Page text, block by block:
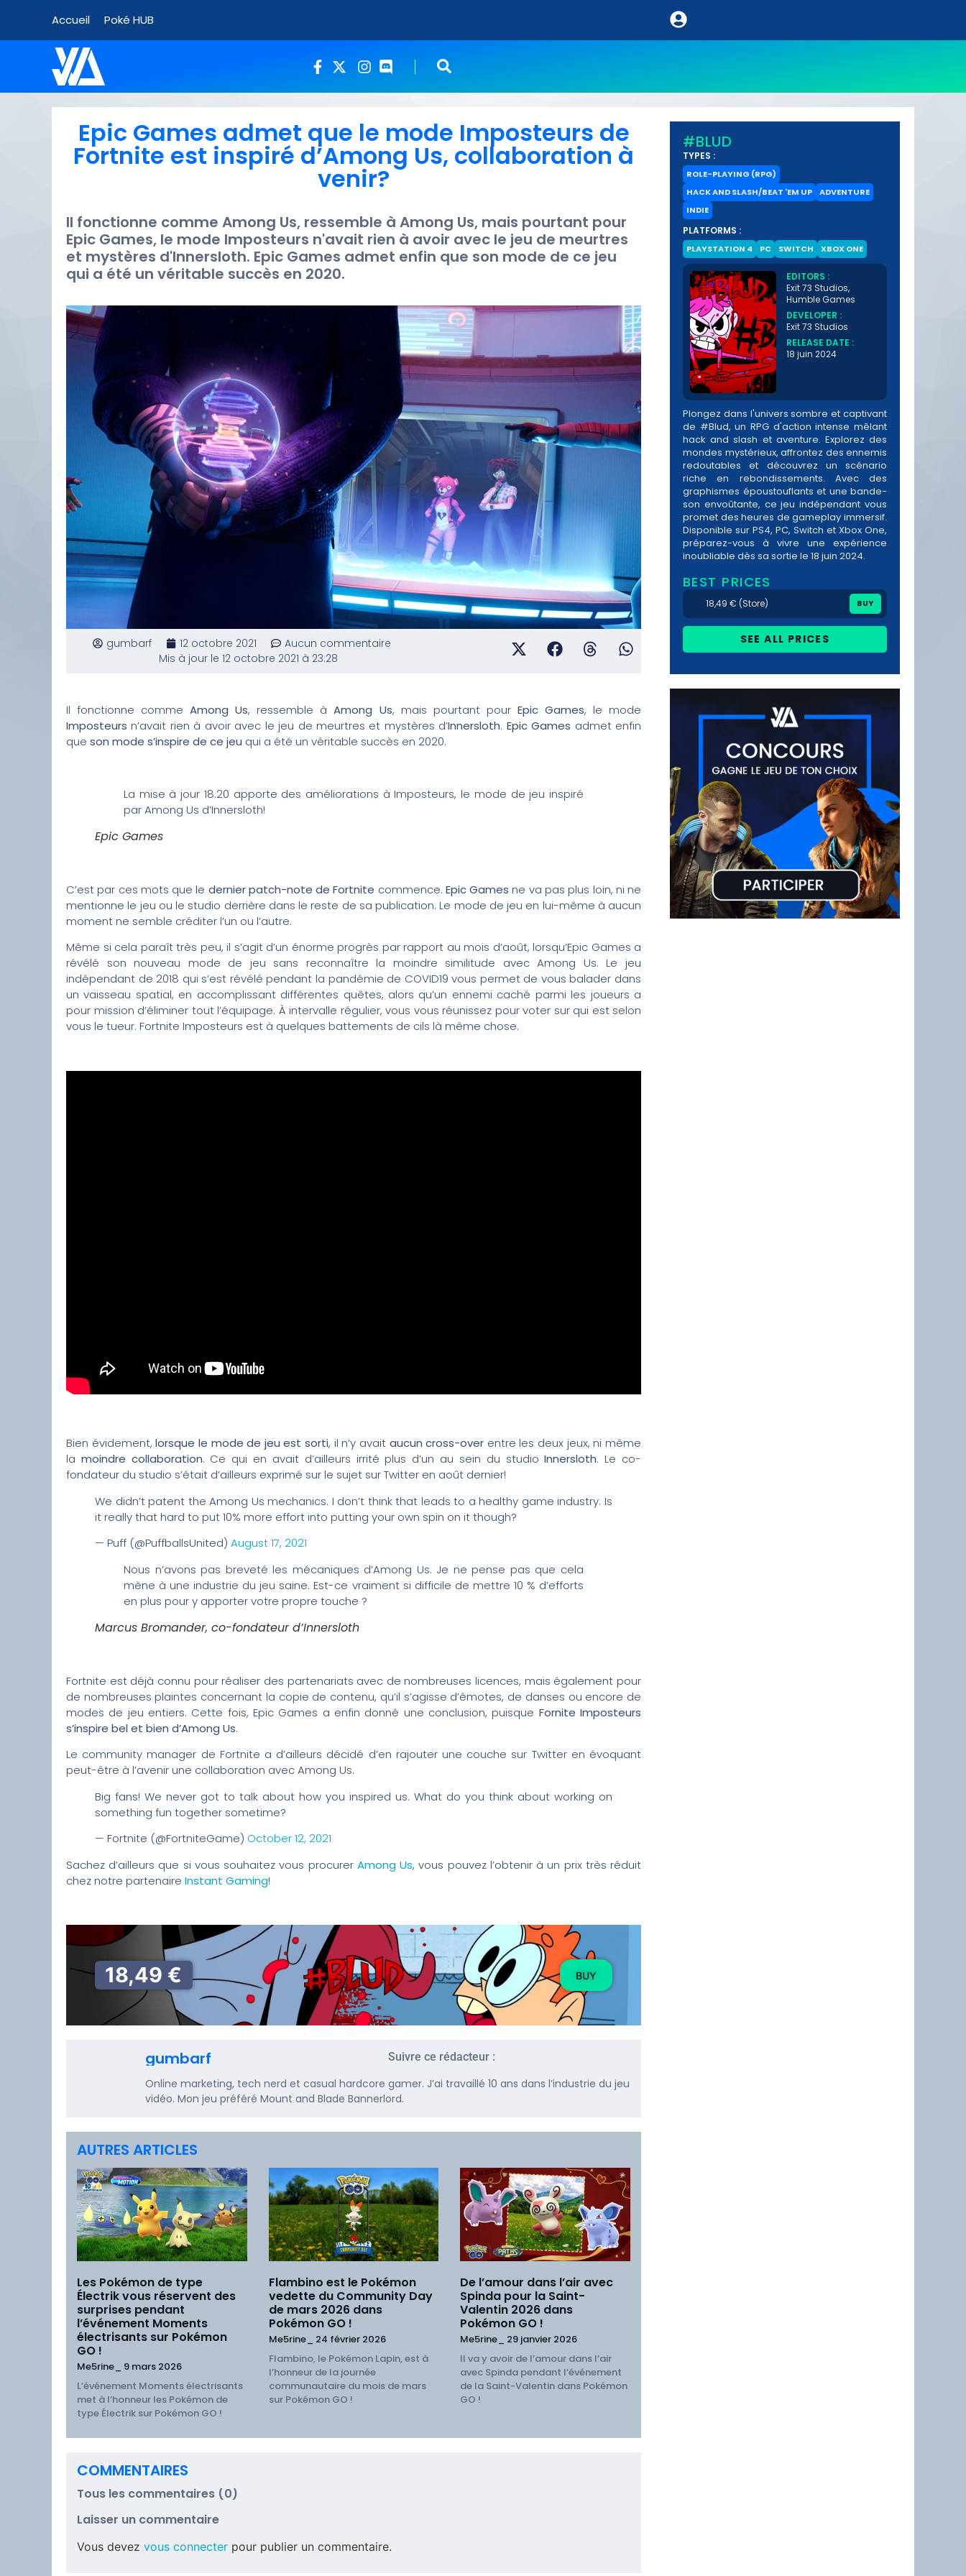
Accueil Poké HUB
Epic Games admet que le mode Imposteurs de
Fortnite est inspiré d’Among Us, collaboration à
venir?
Il fonctionne comme Among Us, ressemble à Among Us, mais pourtant pour
Epic Games, le mode Imposteurs n'avait rien à avoir avec le jeu de meurtres
et mystères d'Innersloth. Epic Games admet enfin que son mode de ce jeu
qui a été un véritable succès en 2020.
gumbarf 12 octobre 2021
Aucun commentaire
Mis à jour le 12 octobre 2021 à 23:28
Il fonctionne commeAmong Us, ressemble àAmong Us, mais pourtant pour Epic Games, le mode
Imposteurs n’avait rien à avoir avec le jeu de meurtres et mystères d’Innersloth. Epic Games admet enfin
que son mode s’inspire de ce jeu qui a été un véritable succès en 2020.
La mise à jour 18.20 apporte des améliorations à Imposteurs, le mode de jeu inspiré
par Among Us d’Innersloth!
Epic Games
C’est par ces mots que le dernier patch-note de Fortnite commence. Epic Games ne va pas plus loin, ni ne
mentionne le jeu ou le studio derrière dans le reste de sa publication. Le mode de jeu en lui-même à aucun
moment ne semble créditer l’un ou l’autre.
Même si cela paraît très peu, il s’agit d’un énorme progrès par rapport au mois d’août, lorsqu’Epic Games a
révélé son nouveau mode de jeu sans reconnaître la moindre similitude avec Among Us. Le jeu
indépendant de 2018 qui s’est révélé pendant la pandémie de COVID19 vous permet de vous balader dans
un vaisseau spatial, en accomplissant différentes quêtes, alors qu’un ennemi caché parmi les joueurs a
pour mission d’éliminer tout l’équipage. À intervalle régulier, vous vous réunissez pour voter sur qui est selon
vous le tueur. Fortnite Imposteurs est à quelques battements de cils là même chose.
Bien évidement,lorsque le mode de jeu est sorti, il n’y avait aucun cross-over entre les deux jeux, ni même
la moindre collaboration. Ce qui en avait d’ailleurs irrité plus d’un au sein du studioInnersloth. Le co-
fondateur du studio s’était d’ailleurs exprimé sur le sujet sur Twitter en août dernier!
We didn’t patent the Among Us mechanics. I don’t think that leads to a healthy game industry. Is
it really that hard to put 10% more effort into putting your own spin on it though?
— Puff (@PuffballsUnited) August 17, 2021
Nous n’avons pas breveté les mécaniques d’Among Us. Je ne pense pas que cela
mène à une industrie du jeu saine. Est-ce vraiment si difficile de mettre 10 % d’efforts
en plus pour y apporter votre propre touche ?
Marcus Bromander, co-fondateur d’Innersloth
Fortnite est déjà connu pour réaliser des partenariats avec de nombreuses licences, mais également pour
de nombreuses plaintes concernant la copie de contenu, qu’il s’agisse d’émotes, de danses ou encore de
modes de jeu entiers. Cette fois, Epic Games a enfin donné une conclusion, puisque Fornite Imposteurs
s’inspire bel et bien d’Among Us.
Le community manager de Fortnite a d’ailleurs décidé d’en rajouter une couche sur Twitter en évoquant
peut-être à l’avenir une collaboration avec Among Us.
Big fans! We never got to talk about how you inspired us. What do you think about working on
something fun together sometime?
— Fortnite (@FortniteGame) October 12, 2021
Sachez d’ailleurs que si vous souhaitez vous procurer Among Us, vous pouvez l’obtenir à un prix très réduit
chez notre partenaire Instant Gaming!
18,49 € BUY
gumbarf Suivre ce rédacteur :
Online marketing, tech nerd et casual hardcore gamer. J’ai travaillé 10 ans dans l’industrie du jeu
vidéo. Mon jeu préféré Mount and Blade Bannerlord.
AUTRES ARTICLES
Les Pokémon de type
Électrik vous réservent des
surprises pendant
l’événement Moments
électrisants sur Pokémon
GO !
Me5rine_ 9 mars 2026
L’événement Moments électrisants
met à l’honneur les Pokémon de
type Électrik sur Pokémon GO !
Flambino est le Pokémon
vedette du Community Day
de mars 2026 dans
Pokémon GO !
Me5rine_ 24 février 2026
Flambino, le Pokémon Lapin, est à
l’honneur de la journée
communautaire du mois de mars
sur Pokémon GO !
De l’amour dans l’air avec
Spinda pour la Saint-
Valentin 2026 dans
Pokémon GO !
Me5rine_ 29 janvier 2026
Il va y avoir de l’amour dans l’air
avec Spinda pendant l’événement
de la Saint-Valentin dans Pokémon
GO !
COMMENTAIRES
Tous les commentaires (0)
Laisser un commentaire
Vous devez vous connecter pour publier un commentaire.
#BLUD
TYPES :
ROLE-PLAYING (RPG)
HACK AND SLASH/BEAT 'EM UP
ADVENTURE
INDIE
PLATFORMS :
PLAYSTATION 4 PC SWITCH XBOX ONE
EDITORS :
Exit 73 Studios,
Humble Games
DEVELOPER :
Exit 73 Studios
RELEASE DATE :
18 juin 2024
Plongez dans l'univers sombre et captivant
de #Blud, un RPG d'action intense mêlant
hack and slash et aventure. Explorez des
mondes mystérieux, affrontez des ennemis
redoutables et découvrez un scénario
riche en rebondissements. Avec des
graphismes époustouflants et une bande-
son envoûtante, ce jeu indépendant vous
promet des heures de gameplay immersif.
Disponible sur PS4, PC, Switch et Xbox One,
préparez-vous à vivre une expérience
inoubliable dès sa sortie le 18 juin 2024.
BEST PRICES
18,49 € (Store) BUY
SEE ALL PRICES